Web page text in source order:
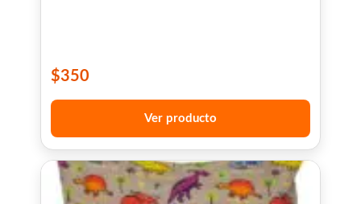
$350
Ver producto